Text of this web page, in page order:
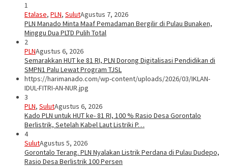
1
Etalase, PLN, SulutAgustus 7, 2026
PLN Manado Minta Maaf Pemadaman Bergilir di Pulau Bunaken,
Minggu Dua PLTD Pulih Total
2
PLNAgustus 6, 2026
Semarakkan HUT ke 81 RI, PLN Dorong Digitalisasi Pendidikan di
SMPN1 Palu Lewat Program TJSL
https://harimanado.com/wp-content/uploads/2026/03/IKLAN-
IDUL-FITRI-AN-NUR.jpg
3
PLN, SulutAgustus 6, 2026
Kado PLN untuk HUT ke- 81 RI, 100 % Rasio Desa Gorontalo
Berlistrik, Setelah Kabel Laut Listriki P…
4
SulutAgustus 5, 2026
Gorontalo Terang. PLN Nyalakan Listrik Perdana di Pulau Dudepo,
Rasio Desa Berlistrik 100 Persen